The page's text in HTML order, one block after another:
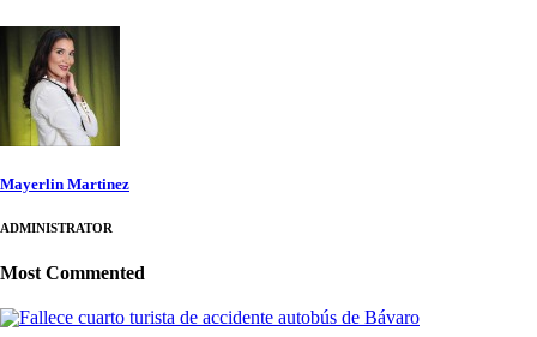
Mayerlin Martinez
ADMINISTRATOR
Most Commented